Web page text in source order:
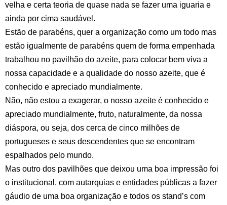
velha e certa teoria de quase nada se fazer uma iguaria e
ainda por cima saudável.
Estão de parabéns, quer a organização como um todo mas
estão igualmente de parabéns quem de forma empenhada
trabalhou no pavilhão do azeite, para colocar bem viva a
nossa capacidade e a qualidade do nosso azeite, que é
conhecido e apreciado mundialmente.
Não, não estou a exagerar, o nosso azeite é conhecido e
apreciado mundialmente, fruto, naturalmente, da nossa
diáspora, ou seja, dos cerca de cinco milhões de
portugueses e seus descendentes que se encontram
espalhados pelo mundo.
Mas outro dos pavilhões que deixou uma boa impressão foi
o institucional, com autarquias e entidades públicas a fazer
gáudio de uma boa organização e todos os stand’s com